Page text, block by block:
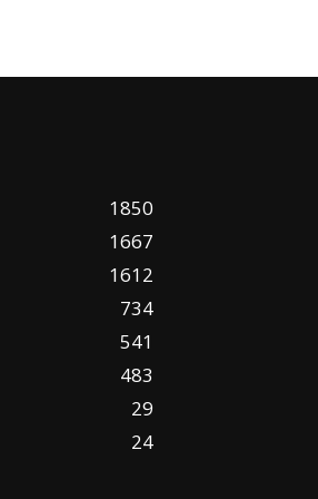
1850
1667
1612
734
541
483
29
24